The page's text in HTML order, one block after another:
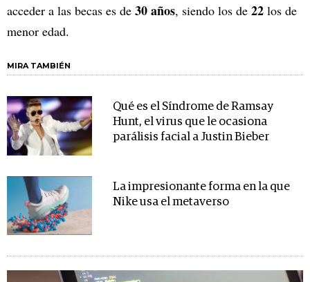
acceder a las becas es de 30 años, siendo los de 22 los de
menor edad.
MIRA TAMBIÉN
Qué es el Síndrome de Ramsay
Hunt, el virus que le ocasiona
parálisis facial a Justin Bieber
La impresionante forma en la que
Nike usa el metaverso